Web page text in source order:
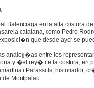
Balenciaga en la alta costura
catalana, como Pedro
que desde ayer se
analog�as entre los
y �el rey� de la costura, en
i Parassols, historiador,
Montpalau.